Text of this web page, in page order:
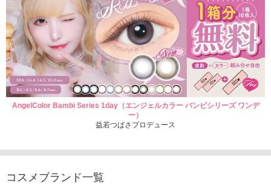
AngelColor Bambi Series 1day（エンジェルカラー バンビシリーズ ワンデ
ー）
益若つばさプロデュース
コスメブランド一覧